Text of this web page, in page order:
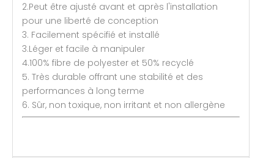
2.Peut être ajusté avant et après l'installation
pour une liberté de conception
3. Facilement spécifié et installé
3.Léger et facile à manipuler
4.100% fibre de polyester et 50% recyclé
5. Très durable offrant une stabilité et des
performances à long terme
6. Sûr, non toxique, non irritant et non allergène